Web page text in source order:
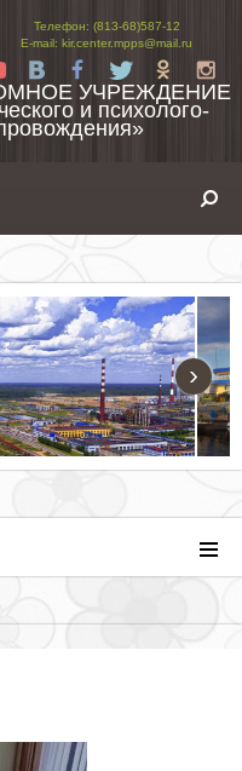
Телефон: (813-68)587-12
E-mail: kir.center.mpps@mail.ru
Yt
Tw
УЧРЕЖДЕНИЕ
и психолого-
›